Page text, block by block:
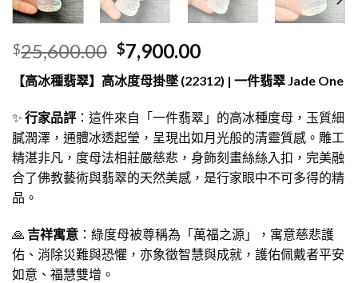
$25,600.00 $7,900.00
【高冰種翡翠】高冰度母掛墜 (22312) | 一件翡翠 Jade One
✨ 行家品評 ：這件來自「一件翡翠」的高冰種度母，玉質細
膩潤澤，通體冰透起瑩，呈現出如月光般的清靈質感。雕工
精湛非凡，度母法相莊嚴慈悲，身飾刻畫絲絲入扣，完美融
合了佛教藝術與翡翠的天然美感，是行家眼中不可多得的精
品。
🙏 吉祥寓意 ：綠度母被尊稱為「萬福之源」，寓意慈悲護
佑、消除災難與恐懼，亦象徵智慧與成就，護佑佩戴者平安
如意、福慧雙增。